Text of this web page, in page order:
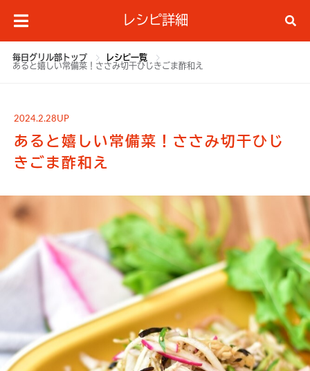
レシピ詳細
毎日グリル部トップ
レシピ一覧
あると嬉しい常備菜！ささみ切干ひじきごま酢和え
2024.2.28UP
あると嬉しい常備菜！ささみ切干ひじ
きごま酢和え